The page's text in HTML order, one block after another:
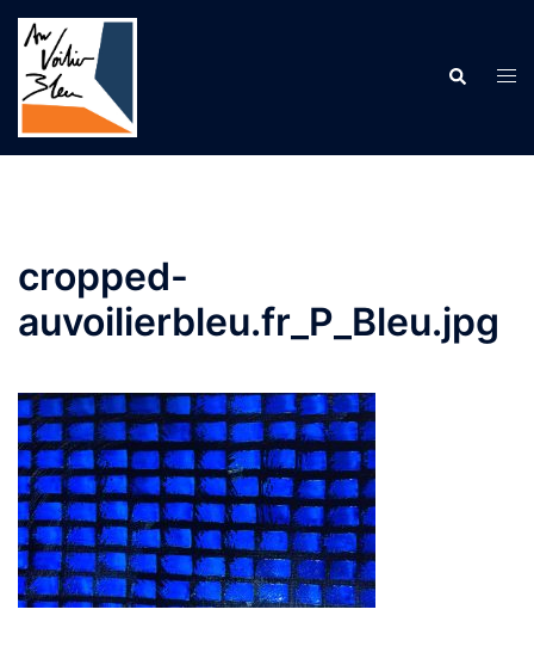
Aller
contenu
cropped-
auvoilierbleu.fr_P_Bleu.jpg